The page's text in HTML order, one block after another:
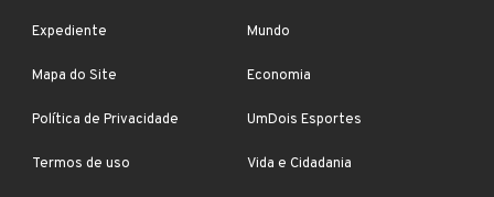
Expediente
Mapa do Site
Política de Privacidade
Termos de uso
Mundo
Economia
UmDois Esportes
Vida e Cidadania